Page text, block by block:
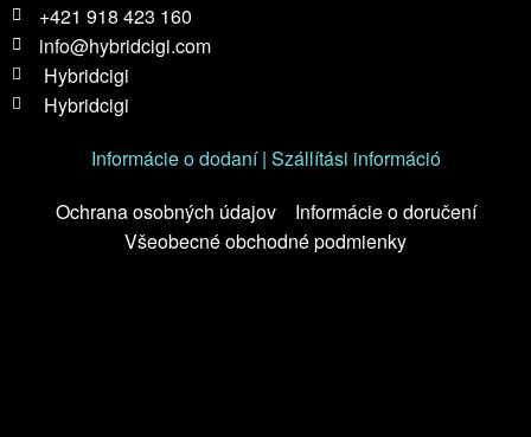
+421 918 423 160
info@hybridcigi.com
Hybridcigi
Hybridcigi
Informácie o dodaní | Szállítási információ
Ochrana osobných údajov
Informácie o doručení
Všeobecné obchodné podmienky